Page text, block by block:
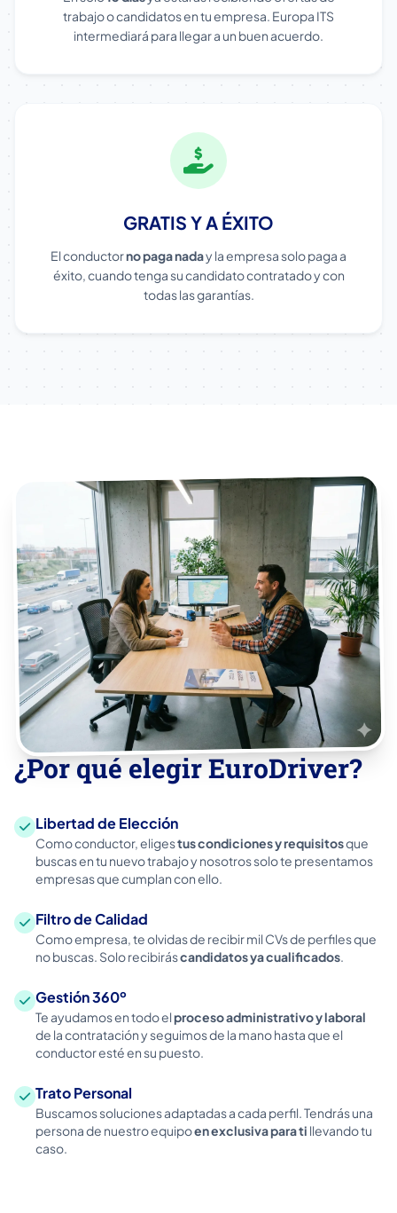
trabajo o candidatos en tu empresa. Europa ITS
intermediará para llegar a un buen acuerdo.
GRATIS Y A ÉXITO
El conductorno paga naday la empresa solo paga a
éxito, cuando tenga su candidato contratado y con
todas las garantías.
¿Por qué elegir EuroDriver?
Libertad de Elección
Como conductor, eligestus condiciones y requisitosque
buscas en tu nuevo trabajo y nosotros solo te presentamos
empresas que cumplan con ello.
Filtro de Calidad
Como empresa, te olvidas de recibir mil CVs de perfiles que
no buscas. Solo recibiráscandidatos ya cualificados.
Gestión 360º
Te ayudamos en todo elproceso administrativo y laboral
de la contratación y seguimos de la mano hasta que el
conductor esté en su puesto.
Trato Personal
Buscamos soluciones adaptadas a cada perfil. Tendrás una
persona de nuestro equipoen exclusiva para ti llevando tu
caso.